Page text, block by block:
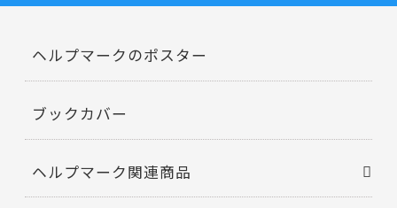
ヘルプマークのポスター
ブックカバー
ヘルプマーク関連商品